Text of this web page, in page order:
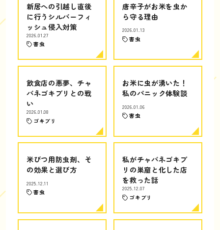
新居への引越し直後
に行うシルバーフィ
ッシュ侵入対策
2026.01.27
害虫
唐辛子がお米を虫か
ら守る理由
2026.01.13
害虫
飲食店の悪夢、チャ
バネゴキブリとの戦
い
2026.01.08
ゴキブリ
お米に虫が湧いた！
私のパニック体験談
2026.01.06
害虫
米びつ用防虫剤、そ
の効果と選び方
2025.12.11
害虫
私がチャバネゴキブ
リの巣窟と化した店
を救った話
2025.12.07
ゴキブリ